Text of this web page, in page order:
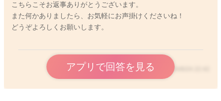
をマスターできると、ママさんのご不安な気持ちは、かなり楽
になると思います。
に、落ち込みやすくなります。これは極自然なこと。 どうぞご
無理せず、今時期はみんなこんなもの！と思えるとよいです
こちらこそお返事ありがとうございます。
また何かありましたら、お気軽にお声掛けくださいね！
どうぞよろしくお願いします。
アプリで回答を見る 2024/6/24 22:42